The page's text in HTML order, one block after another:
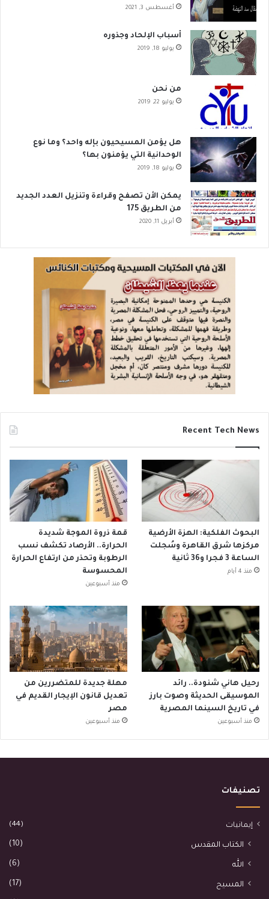
أغسطس 3, 2021
أسباب الإلحاد وجذوره
يوليو 18, 2019
من نحن
يوليو 22, 2019
هل يؤمن المسيحيون بإله واحد؟ وما نوع
الوحدانية التي يؤمنون بها؟
يوليو 18, 2019
يمكن الأن تصفح وقراءة وتنزيل العدد الجديد
من الطريق 175
أبريل 11, 2020
Recent Tech News
البحوث الفلكية: الهزة الأرضية
مركزها شرق القاهرة وسُجلت
الساعة 3 فجرا و36 ثانية
منذ 4 أيام
قمة ذروة الموجة شديدة
الحرارة.. الأرصاد تكشف نسب
الرطوبة وتحذر من ارتفاع الحرارة
المحسوسة
منذ أسبوعين
رحيل هاني شنودة.. رائد
الموسيقى الحديثة وصوت بارز
في تاريخ السينما المصرية
منذ أسبوعين
مهلة جديدة للمتضررين من
تعديل قانون الإيجار القديم في
مصر
منذ أسبوعين
تصنيفات
إيمانيات (44)
الكتاب المقدس (10)
الله (6)
المسيح (17)